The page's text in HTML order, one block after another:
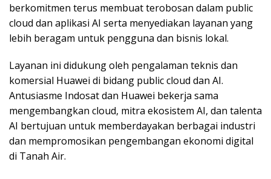
berkomitmen terus membuat terobosan dalam public
cloud dan aplikasi AI serta menyediakan layanan yang
lebih beragam untuk pengguna dan bisnis lokal.
Layanan ini didukung oleh pengalaman teknis dan
komersial Huawei di bidang public cloud dan AI.
Antusiasme Indosat dan Huawei bekerja sama
mengembangkan cloud, mitra ekosistem AI, dan talenta
AI bertujuan untuk memberdayakan berbagai industri
dan mempromosikan pengembangan ekonomi digital
di Tanah Air.